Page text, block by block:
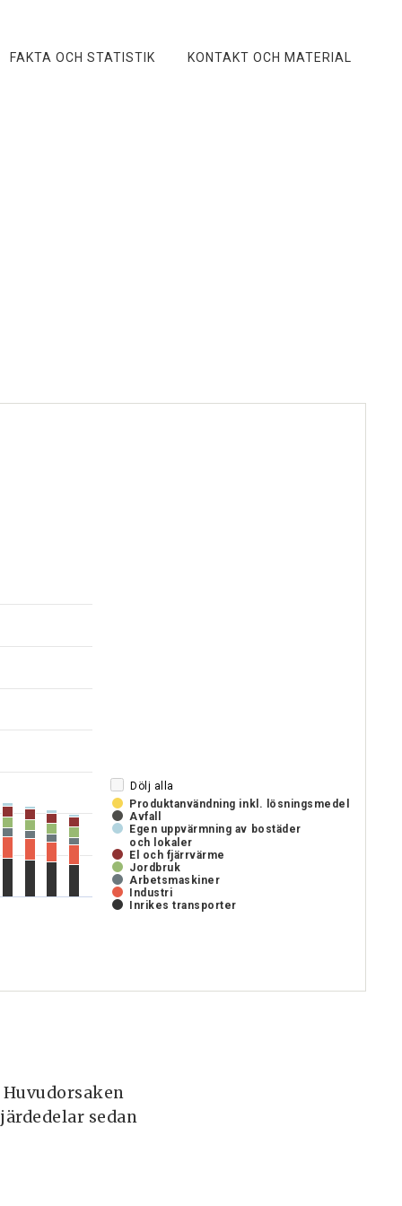
FAKTA OCH STATISTIK KONTAKT OCH MATERIAL
Dölj alla
Produktanvändning inkl. lösningsmedel
Avfall
Egen uppvärmning av bostäder
och lokaler
El och fjärrvärme
Jordbruk
Arbetsmaskiner
Industri
Inrikes transporter
Huvudorsaken
sedan